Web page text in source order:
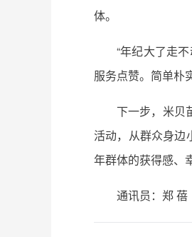
体。
“年纪大了走
服务点赞。简单朴
下一步，米贝
活动，从群众身边
年群体的获得感、
通讯员：郑 蓓